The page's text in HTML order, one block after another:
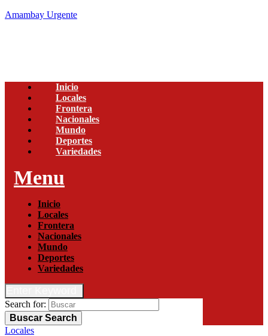
Amambay Urgente
Inicio
Locales
Frontera
Nacionales
Mundo
Deportes
Variedades
Menu
Inicio
Locales
Frontera
Nacionales
Mundo
Deportes
Variedades
Search for:
Buscar Search
Locales